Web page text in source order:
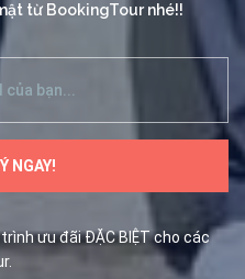
từ BookingTour nhé!!
ưu đãi ĐẶC BIỆT cho các